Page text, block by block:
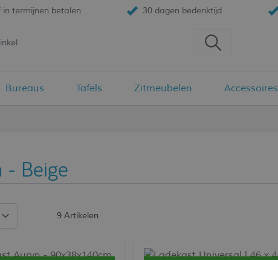
termijnen betalen 30 dagen bedenktijd
Bureaus Tafels Zitmeubelen Accessoires
- Beige
9 Artikelen